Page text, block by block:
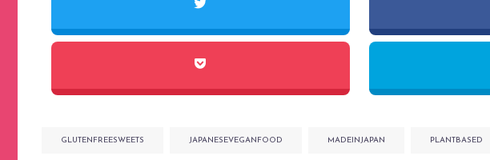
GLUTENFREESWEETS JAPANESEVEGANFOOD MADEINJAPAN PLANTBASED